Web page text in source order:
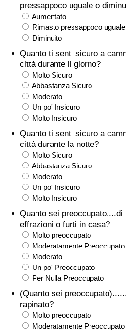
pressappoco uguale o
Aumentato
Rimasto pressappoco uguale
Diminuito
Quanto ti senti sicuro a
città durante il giorno?
Molto Sicuro
Abbastanza Sicuro
Moderato
Un po' Insicuro
Molto Insicuro
Quanto ti senti sicuro a
città durante la notte?
Molto Sicuro
Abbastanza Sicuro
Moderato
Un po' Insicuro
Molto Insicuro
Quanto sei
effrazioni o furti in casa?
Molto preoccupato
Moderatamente Preoccupato
Moderato
Un po' Preoccupato
Per Nulla Preoccupato
(Quanto sei
rapinato?
Molto preoccupato
Moderatamente Preoccupato
Indice di criminalità per paese
Assistenza Sanitaria
Indice dell’Assistenza Sanitaria
Indice dell’Assistenza Sanitaria
Indice dell’Assistenza Sanitaria
Nazione
Inquinamento
Indice dell’Inquinamento
Indice di inquinamento
Indice dell’Inquinamento per
Traffico
Indice del Traffico
Indice del traffico (Corrente)
Indice del traffico per Nazione